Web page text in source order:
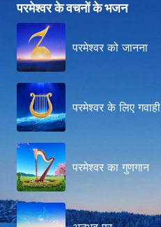
परमेश्वर के वचनों के भजन
परमेश्वर को जानना
परमेश्वर के लिए गवाही
परमेश्वर का गुणगान